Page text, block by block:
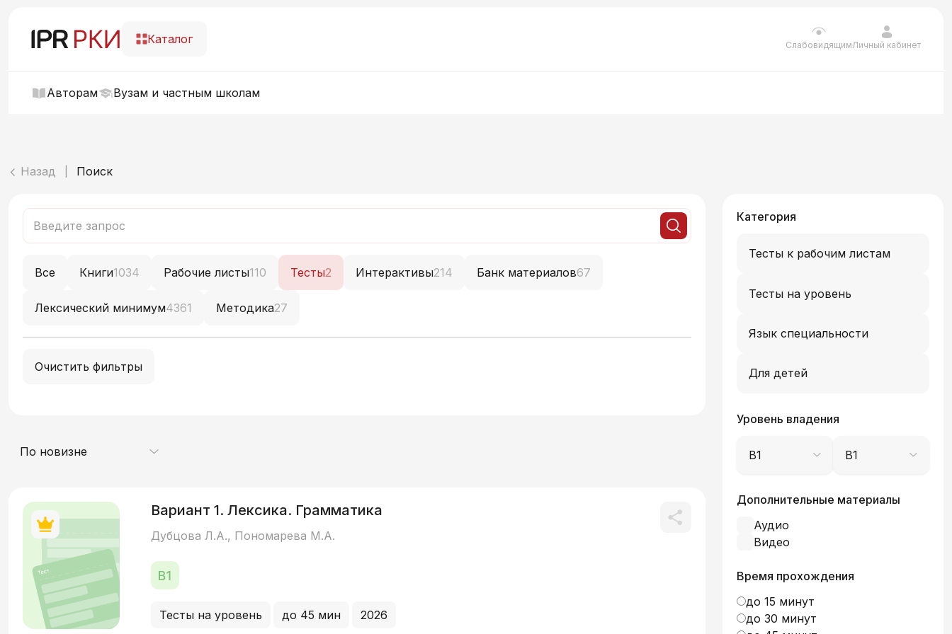
Каталог СлабовидящимЛичный кабинет
Авторам Вузам и частным школам
Назад Поиск
Все Книги1034 Рабочие листы110 Тесты2 Интерактивы214 Банк материалов67
Лексический минимум4361 Методика27
Очистить фильтры
По новизне
Вариант 1. Лексика. Грамматика
Дубцова Л.А., Пономарева М.А.
Тесты на уровень до 45 мин 2026
Категория
Тесты к рабочим листам
Тесты на уровень
Язык специальности
Для детей
Уровень владения
B1 B1
Дополнительные материалы
Аудио
Видео
Время прохождения
до 15 минут
до 30 минут